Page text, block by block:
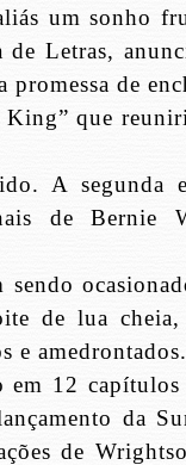
um sonho
de Letras,
de
que
A segunda
de Bernie
de lua cheia,
e amedrontados.
12 capítulos
da
de